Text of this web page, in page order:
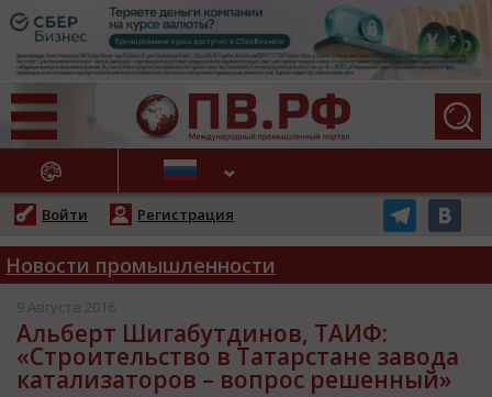
НОВОСТИ
Войти Регистрация
Новости промышленности
9 Августа 2016
Альберт Шигабутдинов, ТАИФ:
«Строительство в Татарстане завода
катализаторов – вопрос решенный»